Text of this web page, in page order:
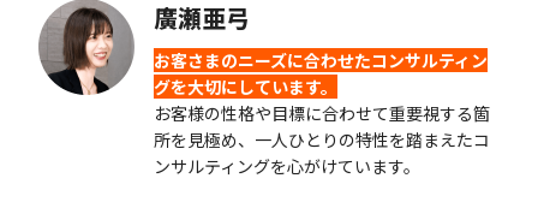
廣瀬亜弓
お客さまのニーズに合わせたコンサルティン
グを大切にしています。
お客様の性格や目標に合わせて重要視する箇
所を見極め、一人ひとりの特性を踏まえたコ
ンサルティングを心がけています。